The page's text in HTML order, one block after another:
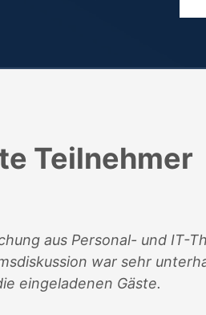
Teilnehmer
aus Personal- und IT-
war sehr
eingeladenen Gäste.